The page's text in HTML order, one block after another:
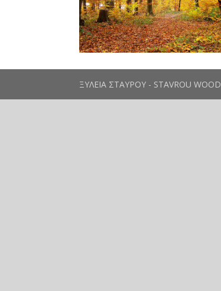
ΞΥΛΕΙΑ ΣΤΑΥΡΟΥ - STAVROU WOOD